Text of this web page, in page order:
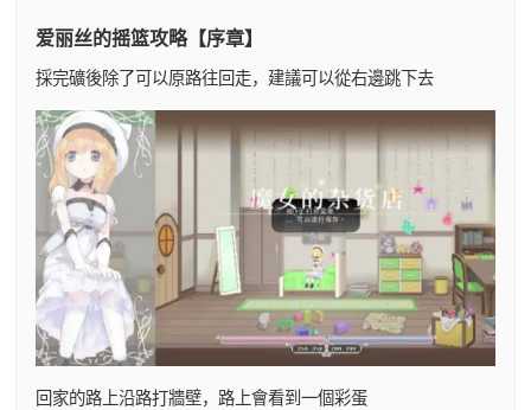
爱丽丝的摇篮攻略【序章】
採完礦後除了可以原路往回走，建議可以從右邊跳下去
回家的路上沿路打牆壁，路上會看到一個彩蛋